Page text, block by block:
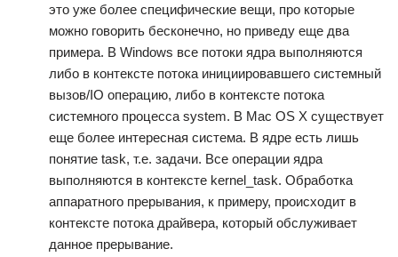
это уже более специфические вещи, про которые
можно говорить бесконечно, но приведу еще два
примера. В Windows все потоки ядра выполняются
либо в контексте потока инициировавшего системный
вызов/IO операцию, либо в контексте потока
системного процесса system. В Mac OS X существует
еще более интересная система. В ядре есть лишь
понятие task, т.е. задачи. Все операции ядра
выполняются в контексте kernel_task. Обработка
аппаратного прерывания, к примеру, происходит в
контексте потока драйвера, который обслуживает
данное прерывание.